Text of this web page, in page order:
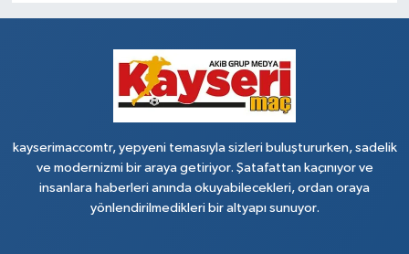
kayserimaccomtr, yepyeni temasıyla sizleri buluştururken, sadelik
ve modernizmi bir araya getiriyor. Şatafattan kaçınıyor ve
insanlara haberleri anında okuyabilecekleri, ordan oraya
yönlendirilmedikleri bir altyapı sunuyor.